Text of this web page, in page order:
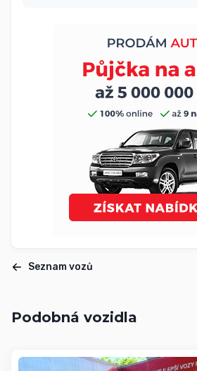
Seznam vozů
Podobná vozidla